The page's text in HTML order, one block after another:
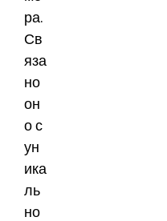
ра.
Св
яза
но
он
о с
ун
ика
ль
но